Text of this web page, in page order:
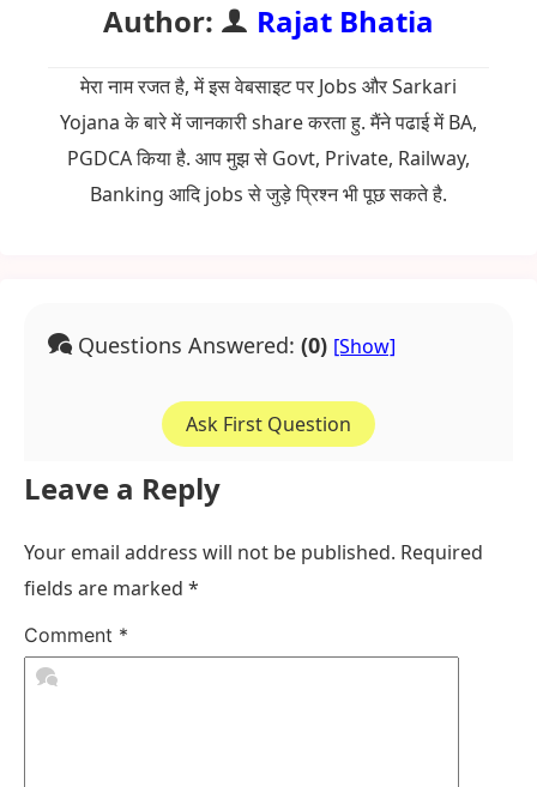
Author: Rajat Bhatia
मेरा नाम रजत है, में इस वेबसाइट पर Jobs और Sarkari
Yojana के बारे में जानकारी share करता हु. मैंने पढाई में BA,
PGDCA किया है. आप मुझ से Govt, Private, Railway,
Banking आदि jobs से जुड़े प्रिश्न भी पूछ सकते है.
Questions Answered: (0)
Ask First Question
Leave a Reply
Your email address will not be published. Required
fields are marked *
Comment *